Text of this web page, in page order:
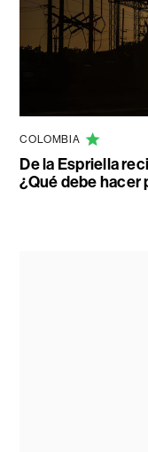
COLOMBIA
De la Espriella
¿Qué debe hacer